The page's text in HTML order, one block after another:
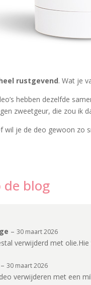
rustgevend. Wat je
hebben dezelfde
zweetgeur, die zou ik
wil je de deo gewoon zo
de blog
– 30 maart 2026
verwijderd met
– 30 maart 2026
verwijderen met een